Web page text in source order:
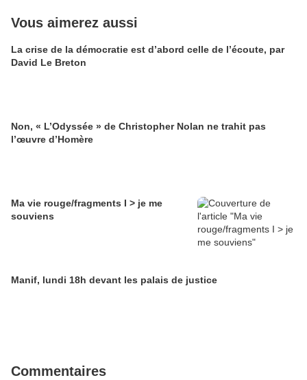
Vous aimerez aussi
La crise de la démocratie est d’abord celle de l’écoute, par
David Le Breton
Non, « L’Odyssée » de Christopher Nolan ne trahit pas
l’œuvre d’Homère
Ma vie rouge/fragments I > je me
souviens
Manif, lundi 18h devant les palais de justice
Commentaires